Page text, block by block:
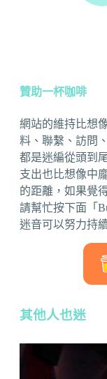
贊助一杯咖啡
網站的維持比想
料、聯繫、訪問
都是迷編從頭到
支出也比想像中
的距離，如果覺
請幫忙按下面「
迷音可以努力持
其他人也迷